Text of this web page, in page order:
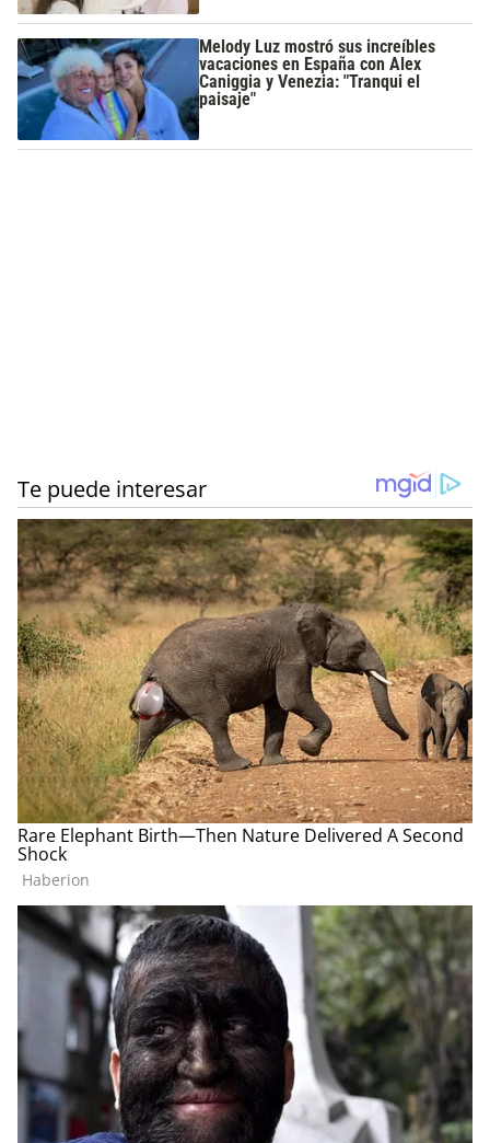
Melody Luz mostró sus increíbles
vacaciones en España con Alex
Caniggia y Venezia: "Tranqui el
paisaje"